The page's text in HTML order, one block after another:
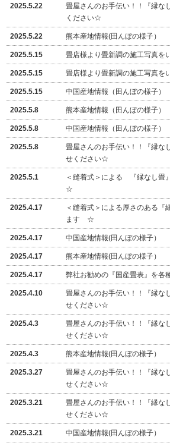
2025.5.22
畳屋さんのお手伝い！！『縁な
ください☆
2025.5.22 熊本産地情報(田んぼの様子）
2025.5.15 畳店様より畳新調の施工写真を
2025.5.15 畳店様より畳新調の施工写真を
2025.5.15 中国産地情報（田んぼの様子）
2025.5.8 熊本産地情報（田んぼの様子）
2025.5.8 中国産地情報（田んぼの様子）
2025.5.8
畳屋さんのお手伝い！！『縁な
せください☆
2025.5.1
＜縫着式＞による 『縁なし
☆
2025.4.17
＜縫着式＞による厚さのある『
ます ☆
2025.4.17 中国産地情報(田んぼの様子）
2025.4.17 熊本産地情報(田んぼの様子）
2025.4.17 弊社お勧めの『国産畳表』を各
2025.4.10
畳屋さんのお手伝い！！『縁な
せください☆
2025.4.3
畳屋さんのお手伝い！！『縁な
せください☆
2025.4.3 熊本産地情報(田んぼの様子）
2025.3.27
畳屋さんのお手伝い！！『縁な
せください☆
2025.3.21
畳屋さんのお手伝い！！『縁な
せください☆
2025.3.21 中国産地情報(田んぼの様子）